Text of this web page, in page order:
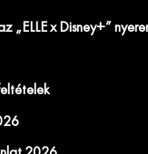
„ELLE x Disney+”